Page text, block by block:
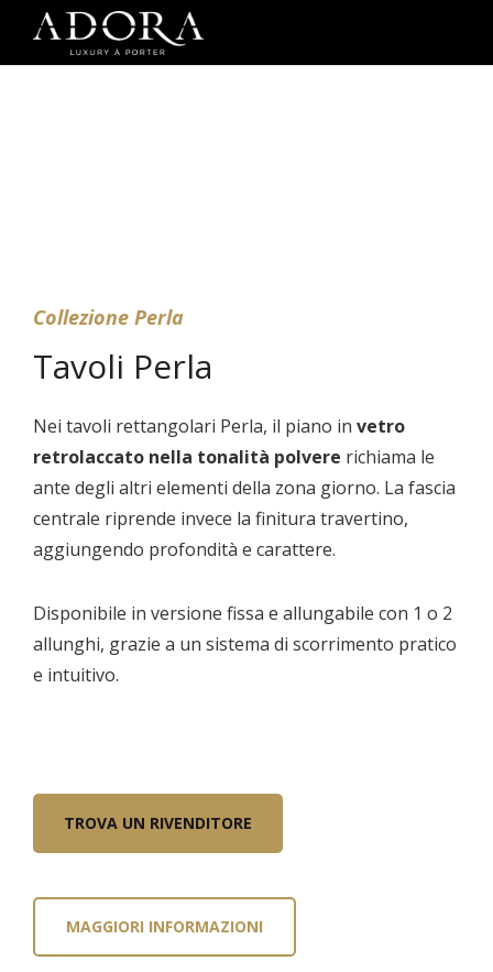
Collezione Perla
Tavoli Perla
Nei tavoli rettangolari Perla, il piano in vetro
retrolaccato nella tonalità polvere richiama le
ante degli altri elementi della zona giorno. La fascia
centrale riprende invece la finitura travertino,
aggiungendo profondità e carattere.
Disponibile in versione fissa e allungabile con 1 o 2
allunghi, grazie a un sistema di scorrimento pratico
e intuitivo.
TROVA UN RIVENDITORE
MAGGIORI INFORMAZIONI